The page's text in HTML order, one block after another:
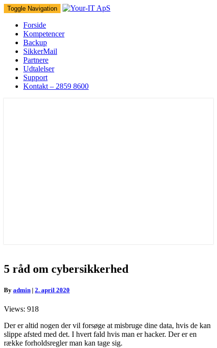
Toggle Navigation
Forside
Kompetencer
Backup
SikkerMail
Partnere
Udtalelser
Support
Kontakt – 2859 8600
5
råd
cybersikkerhed
5 råd om cybersikkerhed
By admin | 2. april 2020
Views: 918
Der er altid nogen der vil forsøge at misbruge dine data, hvis de kan
slippe afsted med det. I hvert fald hvis man er hacker. Der er en
række forholdsregler man kan tage sig.